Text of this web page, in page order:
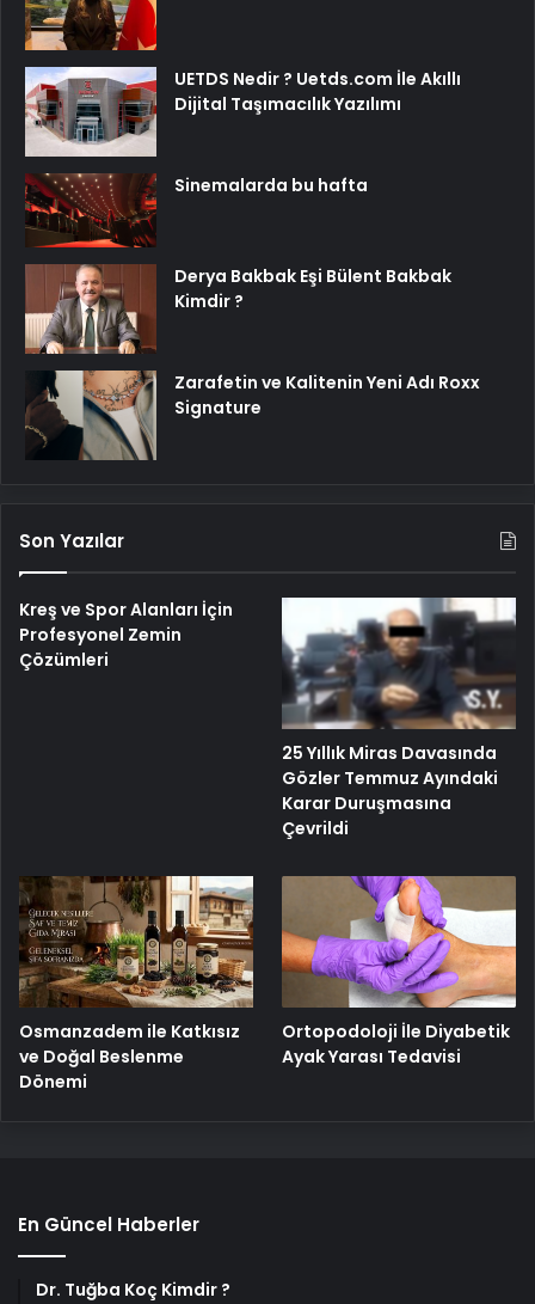
UETDS Nedir ? Uetds.com İle Akıllı
Dijital Taşımacılık Yazılımı
Sinemalarda bu hafta
Derya Bakbak Eşi Bülent Bakbak
Kimdir ?
Zarafetin ve Kalitenin Yeni Adı Roxx
Signature
Son Yazılar
Kreş ve Spor Alanları İçin
Profesyonel Zemin
Çözümleri
25 Yıllık Miras Davasında
Gözler Temmuz Ayındaki
Karar Duruşmasına
Çevrildi
Osmanzadem ile Katkısız
ve Doğal Beslenme
Dönemi
Ortopodoloji İle Diyabetik
Ayak Yarası Tedavisi
En Güncel Haberler
Dr. Tuğba Koç Kimdir ?